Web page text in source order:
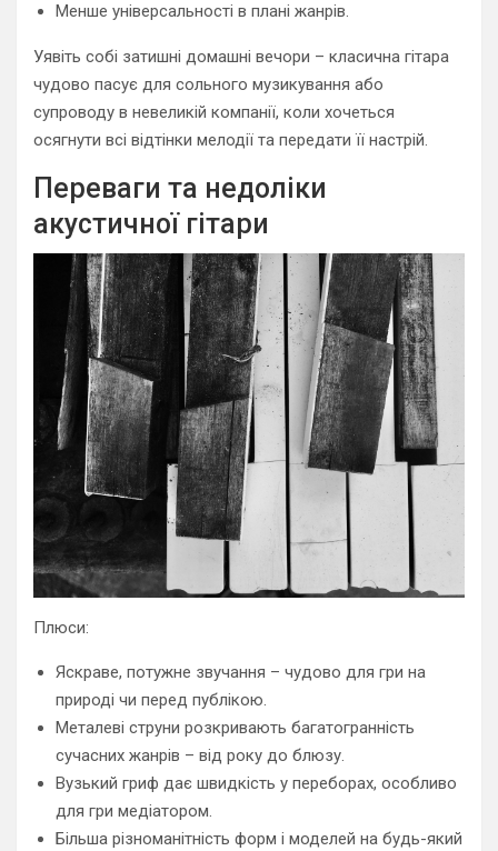
Менше універсальності в плані жанрів.
Уявіть собі затишні домашні вечори – класична гітара
чудово пасує для сольного музикування або
супроводу в невеликій компанії, коли хочеться
осягнути всі відтінки мелодії та передати її настрій.
Переваги та недоліки
акустичної гітари
Плюси:
Яскраве, потужне звучання – чудово для гри на
природі чи перед публікою.
Металеві струни розкривають багатогранність
сучасних жанрів – від року до блюзу.
Вузький гриф дає швидкість у переборах, особливо
для гри медіатором.
Більша різноманітність форм і моделей на будь-який